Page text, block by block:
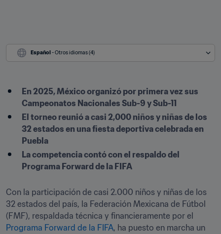
Español - Otros idiomas (4)
En 2025, México organizó por primera vez sus
Campeonatos Nacionales Sub-9 y Sub-11
El torneo reunió a casi 2,000 niños y niñas de los
32 estados en una fiesta deportiva celebrada en
Puebla
La competencia contó con el respaldo del
Programa Forward de la FIFA
Con la participación de casi 2.000 niños y niñas de los
32 estados del país, la Federación Mexicana de Fútbol
Programa Forward de la FIFA, ha puesto en marcha un